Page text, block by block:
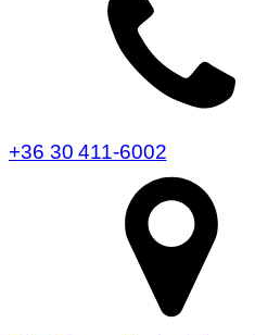
+36 30 411-6002